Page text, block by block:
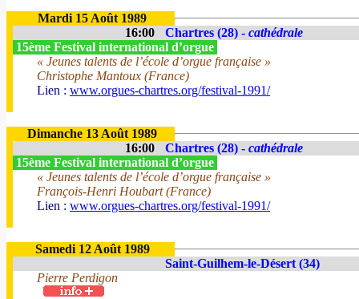
Mardi 15 Août 1989
16:00
Chartres (28) - cathédrale
15ème Festival international d’orgue
« Jeunes talents de l’école d’orgue française »
Christophe Mantoux (France)
Lien : www.orgues-chartres.org/festival-1991/
Dimanche 13 Août 1989
16:00
Chartres (28) - cathédrale
15ème Festival international d’orgue
« Jeunes talents de l’école d’orgue française »
François-Henri Houbart (France)
Lien : www.orgues-chartres.org/festival-1991/
Samedi 12 Août 1989
Saint-Guilhem-le-Désert (34)
Pierre Perdigon